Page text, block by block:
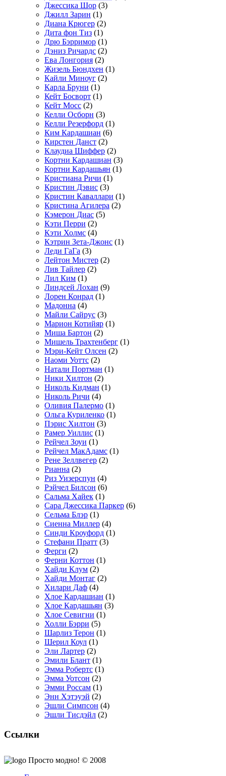
Джессика Шор (3)
Джилл Зарин (1)
Диана Крюгер (2)
Дита фон Тиз (1)
Дрю Бэрримор (1)
Дэниз Ричардс (2)
Ева Лонгория (2)
Жизель Бюндхен (1)
Кайли Миноуг (2)
Карла Бруни (1)
Кейт Босворт (1)
Кейт Мосс (2)
Келли Осборн (3)
Келли Резерфорд (1)
Ким Кардашиан (6)
Кирстен Данст (2)
Клаудиа Шиффер (2)
Кортни Кардашиан (3)
Кортни Кардашьян (1)
Кристиана Ричи (1)
Кристин Дэвис (3)
Кристин Каваллари (1)
Кристина Агилера (2)
Кэмерон Диас (5)
Кэти Перри (2)
Кэти Холмс (4)
Кэтрин Зета-Джонс (1)
Леди ГаГа (3)
Лейтон Мистер (2)
Лив Тайлер (2)
Лил Ким (1)
Линдсей Лохан (9)
Лорен Конрад (1)
Мадонна (4)
Майли Сайрус (3)
Марион Котийяр (1)
Миша Бартон (2)
Мишель Трахтенберг (1)
Мэри-Кейт Олсен (2)
Наоми Уоттс (2)
Натали Портман (1)
Ники Хилтон (2)
Николь Кидман (1)
Николь Ричи (4)
Оливия Палермо (1)
Ольга Куриленко (1)
Пэрис Хилтон (3)
Рамер Уиллис (1)
Рейчел Зоуи (1)
Рейчел МакАдамс (1)
Рене Зеллвегер (2)
Рианна (2)
Риз Уизерспун (4)
Рэйчел Билсон (6)
Сальма Хайек (1)
Сара Джессика Паркер (6)
Сельма Блэр (1)
Сиенна Миллер (4)
Синди Кроуфорд (1)
Стефани Пратт (3)
Ферги (2)
Ферни Коттон (1)
Хайди Клум (2)
Хайди Монтаг (2)
Хилари Даф (4)
Хлое Кардашиан (1)
Хлое Кардашьян (3)
Хлое Севигни (1)
Холли Бэрри (5)
Шарлиз Терон (1)
Шерил Коул (1)
Эли Лартер (2)
Эмили Блант (1)
Эмма Робертс (1)
Эмма Уотсон (2)
Эмми Россам (1)
Энн Хэтэуэй (2)
Эшли Симпсон (4)
Эшли Тисдэйл (2)
Ссылки
Просто модно! © 2008